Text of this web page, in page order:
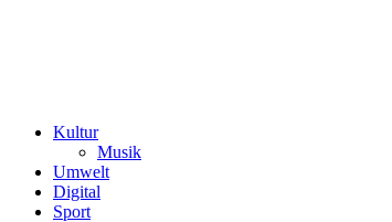
Kultur
Musik
Umwelt
Digital
Sport